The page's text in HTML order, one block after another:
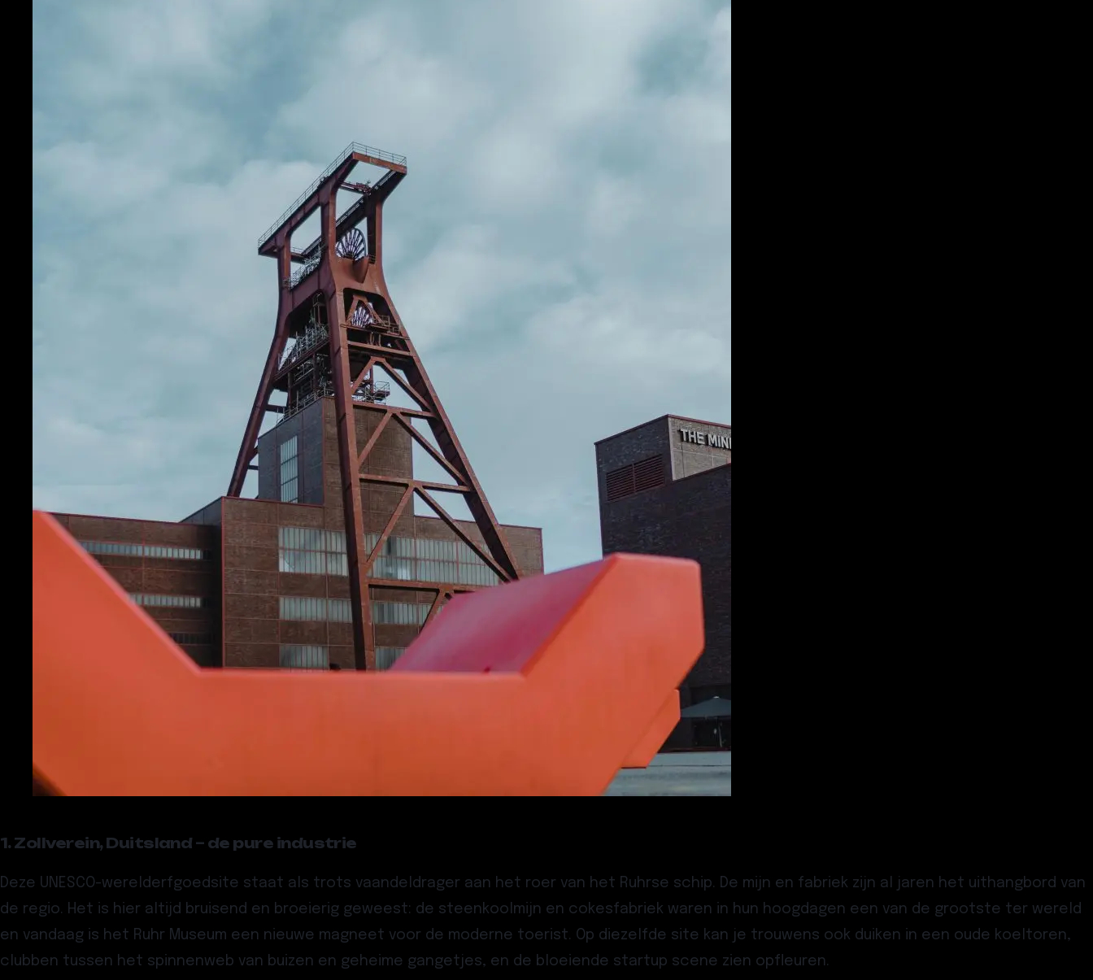
1. Zollverein, Duitsland – de pure industrie
Deze UNESCO-werelderfgoedsite staat als trots vaandeldrager aan het roer van het Ruhrse schip. De mijn en fabriek zijn al jaren het uithangbord van
de regio. Het is hier altijd bruisend en broeierig geweest: de steenkoolmijn en cokesfabriek waren in hun hoogdagen een van de grootste ter wereld
en vandaag is het Ruhr Museum een nieuwe magneet voor de moderne toerist. Op diezelfde site kan je trouwens ook duiken in een oude koeltoren,
clubben tussen het spinnenweb van buizen en geheime gangetjes, en de bloeiende startup scene zien opfleuren.